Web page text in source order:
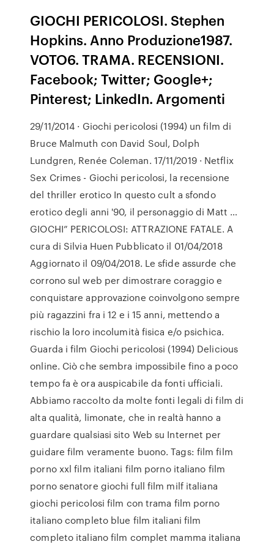
GIOCHI PERICOLOSI. Stephen
Hopkins. Anno Produzione1987.
VOTO6. TRAMA. RECENSIONI.
Facebook; Twitter; Google+;
Pinterest; LinkedIn. Argomenti
29/11/2014 · Giochi pericolosi (1994) un film di
Bruce Malmuth con David Soul, Dolph
Lundgren, Renée Coleman. 17/11/2019 · Netflix
Sex Crimes - Giochi pericolosi, la recensione
del thriller erotico In questo cult a sfondo
erotico degli anni '90, il personaggio di Matt …
GIOCHI” PERICOLOSI: ATTRAZIONE FATALE. A
cura di Silvia Huen Pubblicato il 01/04/2018
Aggiornato il 09/04/2018. Le sfide assurde che
corrono sul web per dimostrare coraggio e
conquistare approvazione coinvolgono sempre
più ragazzini fra i 12 e i 15 anni, mettendo a
rischio la loro incolumità fisica e/o psichica.
Guarda i film Giochi pericolosi (1994) Delicious
online. Ciò che sembra impossibile fino a poco
tempo fa è ora auspicabile da fonti ufficiali.
Abbiamo raccolto da molte fonti legali di film di
alta qualità, limonate, che in realtà hanno a
guardare qualsiasi sito Web su Internet per
guidare film veramente buono. Tags: film film
porno xxl film italiani film porno italiano film
porno senatore giochi full film milf italiana
giochi pericolosi film con trama film porno
italiano completo blue film italiani film
completo italiano film complet mamma italiana